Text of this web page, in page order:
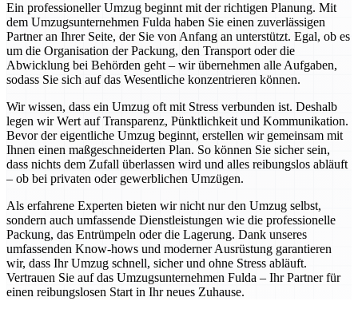
Ein professioneller Umzug beginnt mit der richtigen Planung. Mit
dem Umzugsunternehmen Fulda haben Sie einen zuverlässigen
Partner an Ihrer Seite, der Sie von Anfang an unterstützt. Egal, ob es
um die Organisation der Packung, den Transport oder die
Abwicklung bei Behörden geht – wir übernehmen alle Aufgaben,
sodass Sie sich auf das Wesentliche konzentrieren können.
Wir wissen, dass ein Umzug oft mit Stress verbunden ist. Deshalb
legen wir Wert auf Transparenz, Pünktlichkeit und Kommunikation.
Bevor der eigentliche Umzug beginnt, erstellen wir gemeinsam mit
Ihnen einen maßgeschneiderten Plan. So können Sie sicher sein,
dass nichts dem Zufall überlassen wird und alles reibungslos abläuft
– ob bei privaten oder gewerblichen Umzügen.
Als erfahrene Experten bieten wir nicht nur den Umzug selbst,
sondern auch umfassende Dienstleistungen wie die professionelle
Packung, das Entrümpeln oder die Lagerung. Dank unseres
umfassenden Know-hows und moderner Ausrüstung garantieren
wir, dass Ihr Umzug schnell, sicher und ohne Stress abläuft.
Vertrauen Sie auf das Umzugsunternehmen Fulda – Ihr Partner für
einen reibungslosen Start in Ihr neues Zuhause.